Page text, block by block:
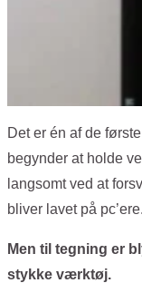
Det er én af de
begynder at holde
langsomt ved at
bliver lavet på
Men til tegning er
stykke værktøj.